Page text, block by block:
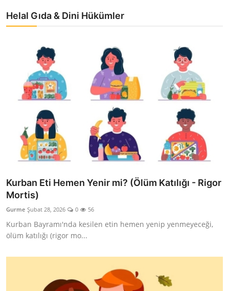
Helal Gıda & Dini Hükümler
Kurban Eti Hemen Yenir mi? (Ölüm Katılığı - Rigor
Mortis)
Gurme Şubat 28, 2026 0 56
Kurban Bayramı'nda kesilen etin hemen yenip yenmeyeceği,
ölüm katılığı (rigor mo...